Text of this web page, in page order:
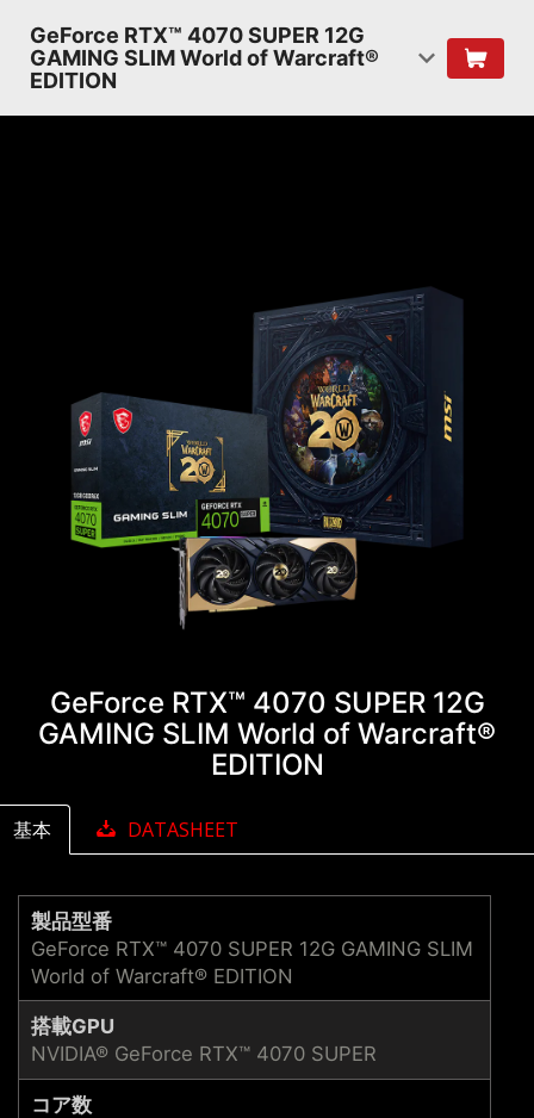
GeForce RTX™ 4070 SUPER 12G
GAMING SLIM World of Warcraft®
EDITION
GeForce RTX™ 4070 SUPER 12G
GAMING SLIM World of Warcraft®
EDITION
基本 DATASHEET
製品型番
GeForce RTX™ 4070 SUPER 12G GAMING SLIM
World of Warcraft® EDITION
搭載GPU
NVIDIA® GeForce RTX™ 4070 SUPER
コア数